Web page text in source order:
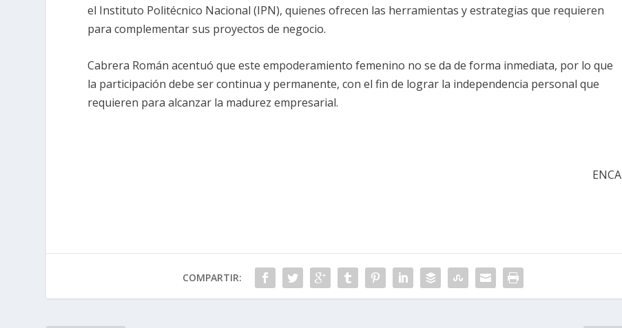
el Instituto Politécnico Nacional (IPN), quienes ofrecen las herramientas y estrategias que requieren
para complementar sus proyectos de negocio.
Cabrera Román acentuó que este empoderamiento femenino no se da de forma inmediata, por lo que
la participación debe ser continua y permanente, con el fin de lograr la independencia personal que
requieren para alcanzar la madurez empresarial.
ENCA
COMPARTIR: